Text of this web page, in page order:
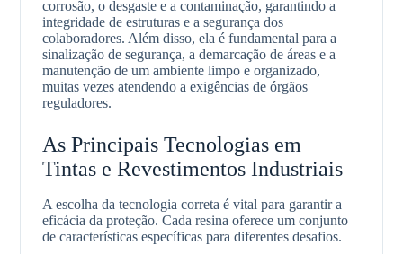
corrosão, o desgaste e a contaminação, garantindo a
integridade de estruturas e a segurança dos
colaboradores. Além disso, ela é fundamental para a
sinalização de segurança, a demarcação de áreas e a
manutenção de um ambiente limpo e organizado,
muitas vezes atendendo a exigências de órgãos
reguladores.
As Principais Tecnologias em
Tintas e Revestimentos Industriais
A escolha da tecnologia correta é vital para garantir a
eficácia da proteção. Cada resina oferece um conjunto
de características específicas para diferentes desafios.